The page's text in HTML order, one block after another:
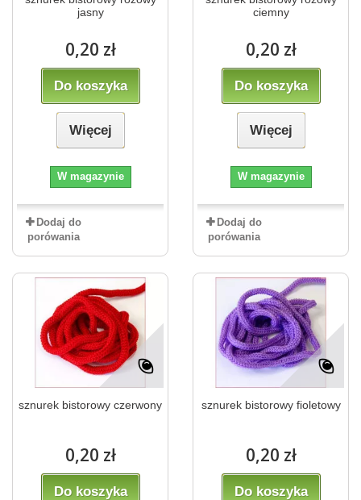
jasny
0,20 zł
Do koszyka
Więcej
W magazynie
Dodaj do
porówania
ciemny
0,20 zł
Do koszyka
Więcej
W magazynie
Dodaj do
porówania
sznurek bistorowy czerwony
0,20 zł
Do koszyka
sznurek bistorowy fioletowy
0,20 zł
Do koszyka